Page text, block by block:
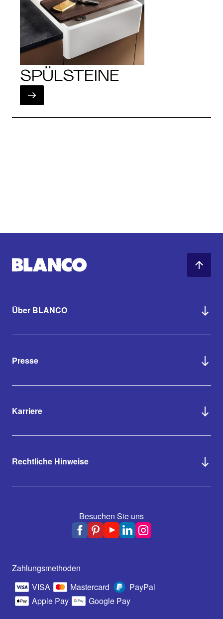
SPÜLSTEINE
Über BLANCO
Presse
Karriere
Rechtliche Hinweise
Besuchen Sie uns
Zahlungsmethoden
VISA
Mastercard
PayPal
Apple Pay
Google Pay